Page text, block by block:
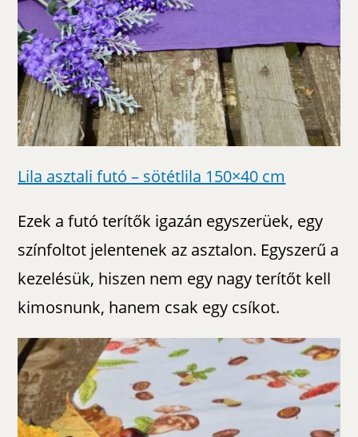
Lila asztali futó – sötétlila 150×40 cm
Ezek a futó terítők igazán egyszerüek, egy
színfoltot jelentenek az asztalon. Egyszerű a
kezelésük, hiszen nem egy nagy terítőt kell
kimosnunk, hanem csak egy csíkot.